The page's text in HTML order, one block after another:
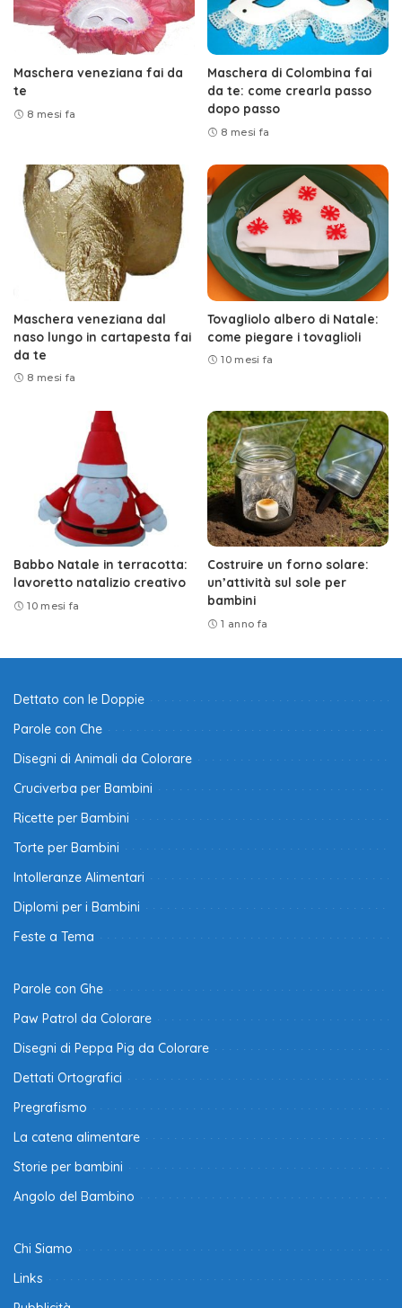
Maschera veneziana fai da
te
8 mesi fa
Maschera di Colombina fai
da te: come crearla passo
dopo passo
8 mesi fa
Maschera veneziana dal
naso lungo in cartapesta fai
da te
8 mesi fa
Tovagliolo albero di Natale:
come piegare i tovaglioli
10 mesi fa
Babbo Natale in terracotta:
lavoretto natalizio creativo
10 mesi fa
Costruire un forno solare:
un’attività sul sole per
bambini
1 anno fa
Dettato con le Doppie
Parole con Che
Disegni di Animali da Colorare
Cruciverba per Bambini
Ricette per Bambini
Torte per Bambini
Intolleranze Alimentari
Diplomi per i Bambini
Feste a Tema
Parole con Ghe
Paw Patrol da Colorare
Disegni di Peppa Pig da Colorare
Dettati Ortografici
Pregrafismo
La catena alimentare
Storie per bambini
Angolo del Bambino
Chi Siamo
Links